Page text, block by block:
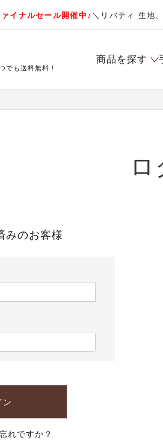
ァイナルセール開催中♪ ＼リバティ 生地
でも送料無料！
商品を探す
ロ
みのお客様
ン
れですか？